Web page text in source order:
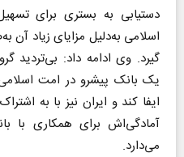
دستیابی به بستری برای
اسلامی به‌دلیل مزایای زیاد آن
گیرد. وی ادامه داد: بی‌تردید
یک بانک پیشرو در امت
ایفا کند و ایران نیز با به
آمادگی‌اش برای همکاری با
می‌دارد.